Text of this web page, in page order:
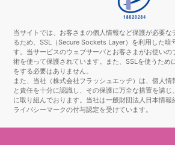
当サイトでは、お客さまの個人情報など保護が必要な
るため、SSL（Secure Sockets Layer）を利用した暗
す。当サービスのウェブサーバとお客さまがお使いの
術を使って保護されています。また、SSLを使うため
をする必要はありません。
また、当社（株式会社フラッシュエッヂ）は、個人
と責任を十分に認識し、その保護に万全な措置を講
に取り組んでおります。当社は一般財団法人日本情
ライバシーマークの付与認定を受けています。